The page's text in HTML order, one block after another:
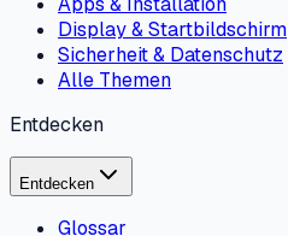
Display & Startbildschirm
Sicherheit & Datenschutz
Alle Themen
Entdecken
Entdecken
Glossar